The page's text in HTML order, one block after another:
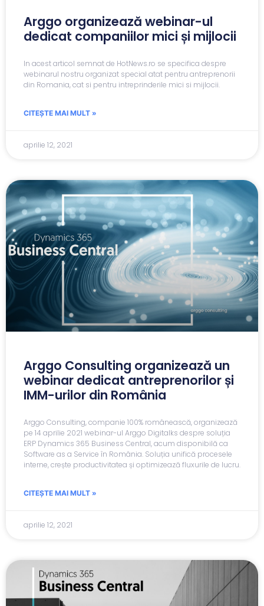
Arggo organizează webinar-ul
dedicat companiilor mici și mijlocii
In acest articol semnat de HotNews.ro se specifica despre
webinarul nostru organizat special atat pentru antreprenorii
din Romania, cat si pentru intreprinderile mici si mijlocii.
CITEȘTE MAI MULT »
aprilie 12, 2021
Arggo Consulting organizează un
webinar dedicat antreprenorilor și
IMM-urilor din România
Arggo Consulting, companie 100% românească, organizează
pe 14 aprilie 2021 webinar-ul Arggo Digitalks despre soluția
ERP Dynamics 365 Business Central, acum disponibilă ca
Software as a Service în România. Soluția unifică procesele
interne, crește productivitatea și optimizează fluxurile de lucru.
CITEȘTE MAI MULT »
aprilie 12, 2021